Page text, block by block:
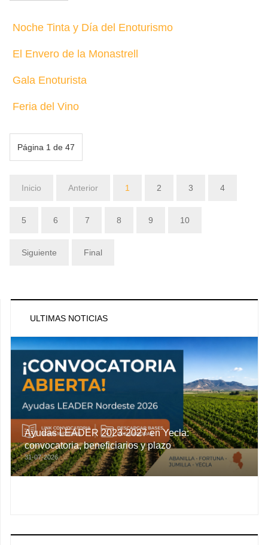
Noche Tinta y Día del Enoturismo
El Envero de la Monastrell
Gala Enoturista
Feria del Vino
Página 1 de 47
Inicio Anterior 1 2 3 4
5 6 7 8 9 10
Siguiente Final
ULTIMAS NOTICIAS
Ayudas LEADER 2023-2027 en Yecla:
convocatoria, beneficiarios y plazo
31-07-2026